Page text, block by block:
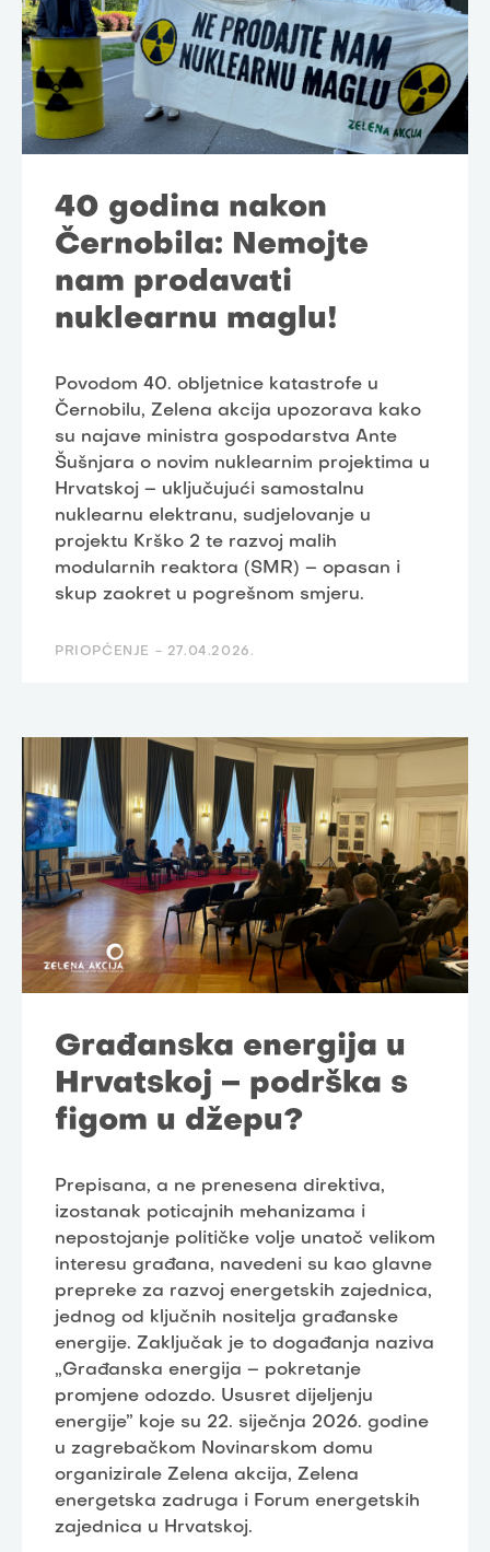
40 godina nakon
Černobila: Nemojte
nam prodavati
nuklearnu maglu!
Povodom 40. obljetnice katastrofe u
Černobilu, Zelena akcija upozorava kako
su najave ministra gospodarstva Ante
Šušnjara o novim nuklearnim projektima u
Hrvatskoj – uključujući samostalnu
nuklearnu elektranu, sudjelovanje u
projektu Krško 2 te razvoj malih
modularnih reaktora (SMR) – opasan i
skup zaokret u pogrešnom smjeru.
PRIOPĆENJE - 27.04.2026.
Građanska energija u
Hrvatskoj – podrška s
figom u džepu?
Prepisana, a ne prenesena direktiva,
izostanak poticajnih mehanizama i
nepostojanje političke volje unatoč velikom
interesu građana, navedeni su kao glavne
prepreke za razvoj energetskih zajednica,
jednog od ključnih nositelja građanske
energije. Zaključak je to događanja naziva
„Građanska energija – pokretanje
promjene odozdo. Ususret dijeljenju
energije” koje su 22. siječnja 2026. godine
u zagrebačkom Novinarskom domu
organizirale Zelena akcija, Zelena
energetska zadruga i Forum energetskih
zajednica u Hrvatskoj.